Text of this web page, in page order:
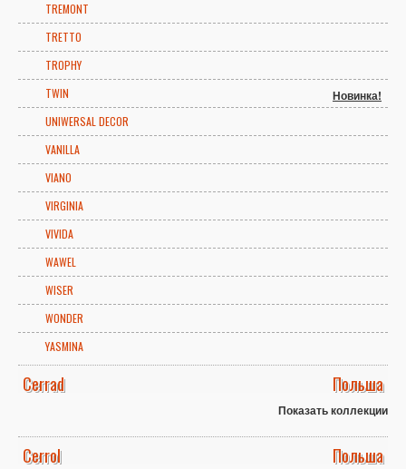
TREMONT
TRETTO
TROPHY
TWIN
Новинка!
UNIWERSAL DECOR
VANILLA
VIANO
VIRGINIA
VIVIDA
WAWEL
WISER
WONDER
YASMINA
Cerrad Польша
Показать коллекции
Cerrol Польша